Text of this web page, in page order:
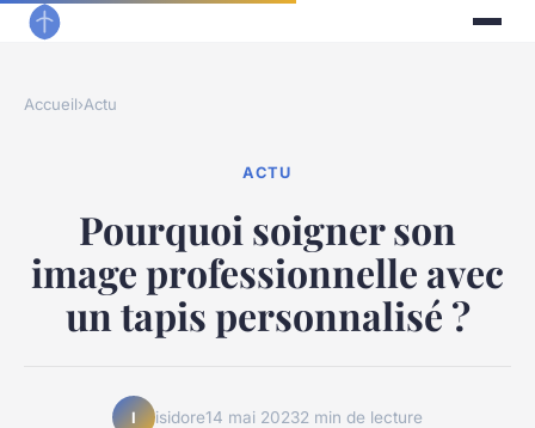
Accueil›Actu
ACTU
Pourquoi soigner son
image professionnelle avec
un tapis personnalisé ?
I isidore14 mai 20232 min de lecture